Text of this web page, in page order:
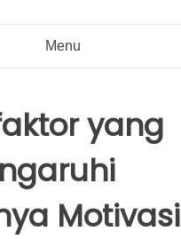
Menu
yang
Motivasi